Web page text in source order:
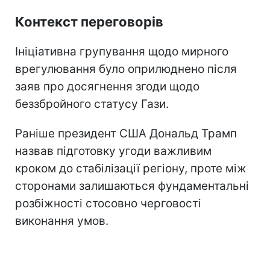
Контекст переговорів
Ініціативна групування щодо мирного
врегулювання було оприлюднено після
заяв про досягнення згоди щодо
беззбройного статусу Гази.
Раніше президент США Дональд Трамп
назвав підготовку угоди важливим
кроком до стабілізації регіону, проте між
сторонами залишаються фундаментальні
розбіжності стосовно черговості
виконання умов.